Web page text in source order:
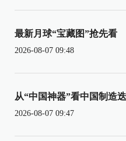
最新月球“宝藏图”抢先看
2026-08-07 09:48
从“中国神器”看中国制造
2026-08-07 09:47